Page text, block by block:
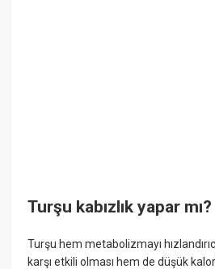
Turşu kabızlık yapar mı?
Turşu hem metabolizmayı
karşı etkili olması hem de düşük